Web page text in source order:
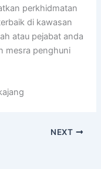
perkhidmatan
di kawasan
atau pejabat anda
mesra penghuni
NEXT